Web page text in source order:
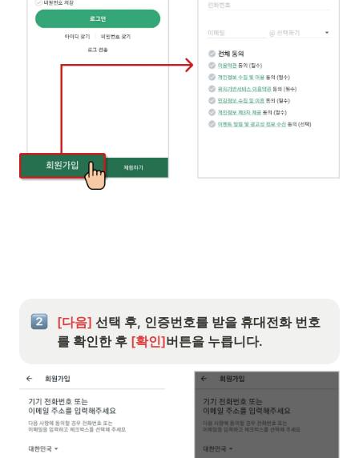
[다음] 선택 후, 인증번호를 받을 휴대전화 번호
를 확인한 후 [확인]버튼을 누릅니다.